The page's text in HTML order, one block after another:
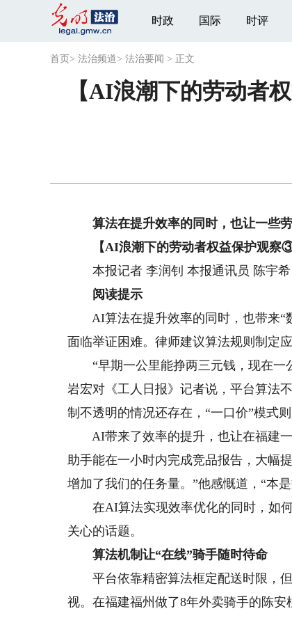
时政 国际 时评
首页 > 法治频道> 法治要闻 > 正文
【AI浪潮下的劳动者
算法在提升效率的同时，也让一些劳
【AI浪潮下的劳动者权益保护观察③
本报记者 李润钊 本报通讯员 陈宇希
阅读提示
AI算法在提升效率的同时，也带来“
面临举证困难。律师建议算法规则制定
“早期一公里能挣两三元钱，现在一
岩宏对《工人日报》记者说，平台算法
制不透明的情况还存在，“一口价”模式则
AI带来了效率的提升，也让在福建一
助手能在一小时内完成竞品报告，大幅
增加了我们的任务量。”他感慨道，“本
在AI算法实现效率优化的同时，如何
关心的话题。
算法机制让“在线”骑手随时待命
平台依靠精密算法框定配送时限，但
视。在福建福州做了8年外卖骑手的陈